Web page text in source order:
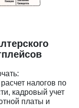
налогов по
кадровый учет
платы и